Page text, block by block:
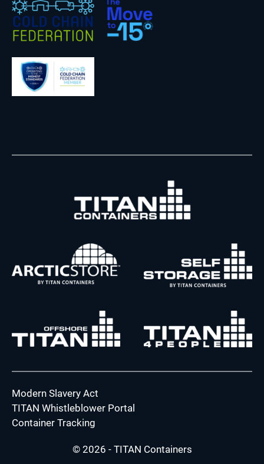
Modern Slavery Act
TITAN Whistleblower Portal
Container Tracking
© 2026 - TITAN Containers